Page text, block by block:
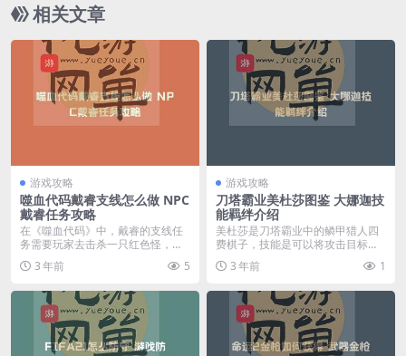
相关文章
游戏攻略
噬血代码戴睿支线怎么做 NPC
戴睿任务攻略
在《噬血代码》中，戴睿的支线任
务需要玩家去击杀一只红色怪，但
具体地点可能玩家们不...
3 年前 5
游戏攻略
刀塔霸业美杜莎图鉴 大娜迦技
能羁绊介绍
美杜莎是刀塔霸业中的鳞甲猎人四
费棋子，技能是可以将攻击目标为
美杜莎的敌人全部石化...
3 年前 1